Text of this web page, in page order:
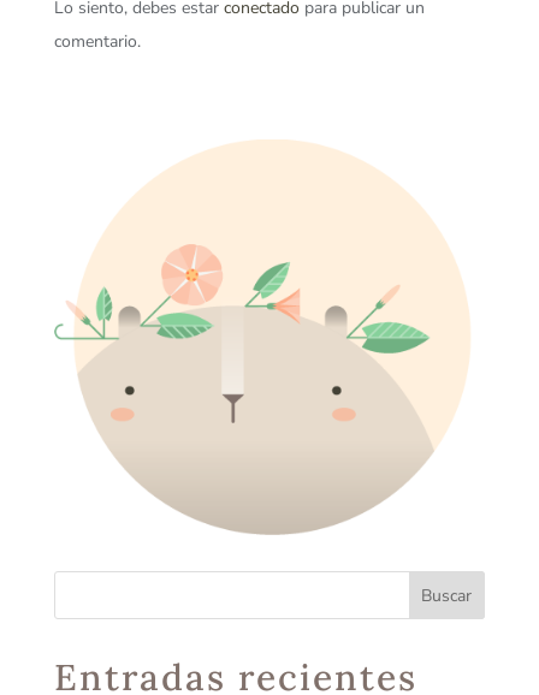
Lo siento, debes estar conectado para publicar un
comentario.
Entradas recientes